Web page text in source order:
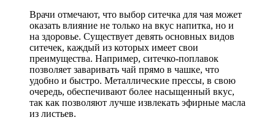
Врачи отмечают, что выбор ситечка для чая может
оказать влияние не только на вкус напитка, но и
на здоровье. Существует девять основных видов
ситечек, каждый из которых имеет свои
преимущества. Например, ситечко-поплавок
позволяет заваривать чай прямо в чашке, что
удобно и быстро. Металлические прессы, в свою
очередь, обеспечивают более насыщенный вкус,
так как позволяют лучше извлекать эфирные масла
из листьев.